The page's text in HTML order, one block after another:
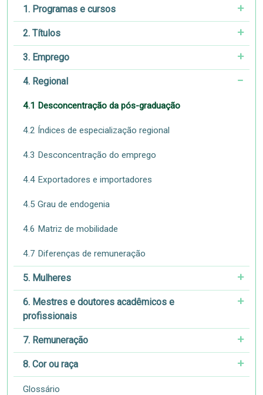
1. Programas e cursos
2. Títulos
3. Emprego
4. Regional
4.1 Desconcentração da pós-graduação
4.2 Índices de especialização regional
4.3 Desconcentração do emprego
4.4 Exportadores e importadores
4.5 Grau de endogenia
4.6 Matriz de mobilidade
4.7 Diferenças de remuneração
5. Mulheres
6. Mestres e doutores acadêmicos e
profissionais
7. Remuneração
8. Cor ou raça
Glossário